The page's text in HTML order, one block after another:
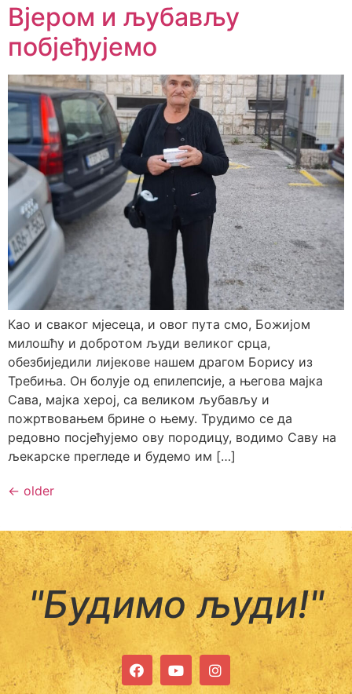
Вјером и љубављу
побјеђујемо
Као и сваког мјесеца, и овог пута смо, Божијом
милошћу и добротом људи великог срца,
обезбиједили лијекове нашем драгом Борису из
Требиња. Он болује од епилепсије, а његова мајка
Сава, мајка херој, са великом љубављу и
пожртвовањем брине о њему. Трудимо се да
редовно посјећујемо ову породицу, водимо Саву на
љекарске прегледе и будемо им […]
← older
"Будимо људи!"